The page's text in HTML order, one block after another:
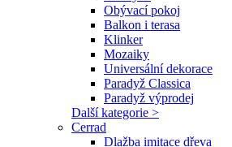
Obývací pokoj
Balkon i terasa
Klinker
Mozaiky
Universální dekorace
Paradyž Classica
Paradyž výprodej
Další kategorie >
Cerrad
Dlažba imitace dřeva